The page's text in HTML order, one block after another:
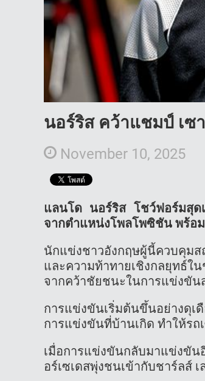
นอร์ริส คว้าแชมป์ เซ
November 10, 2025
แลนโด นอร์ริส โชว์ฟอร์มสุด
จากตำแหน่งโพลโพซิชัน พร้อ
นักแข่งชาวอังกฤษผู้นี้ควบคุ
และความท้าทายเชิงกลยุทธ์
จากคว้าชัยชนะในการแข่งขัน
การแข่งขันเริ่มต้นขึ้นอย่างดุ
การแข่งขันที่บ้านเกิด ทำให้ร
เมื่อการแข่งขันกลับมาแข่งขัน
อร์เซเดสพุ่งชนเข้ากับชาร์ลส์